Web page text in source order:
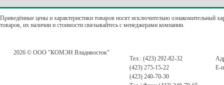
Приведённые цены и характеристики товаров носят исключительно ознакомительный
товаров, их наличии и стоимости связывайтесь с менеджерами компании.
2026 © ООО "КОМЭН Владивосток"
Тел.: (423) 292-82-32
(423) 275-15-22
(423) 240-70-30
E-